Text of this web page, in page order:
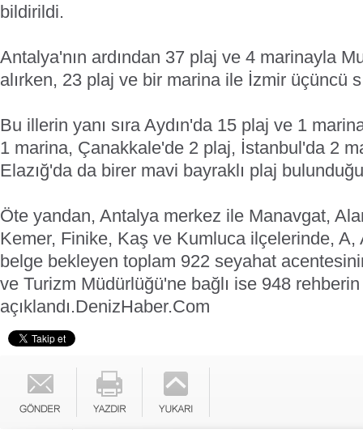
bildirildi.
Antalya'nın ardından 37 plaj ve 4 marinayla
alırken, 23 plaj ve bir marina ile İzmir üçüncü
Bu illerin yanı sıra Aydın'da 15 plaj ve 1
1 marina, Çanakkale'de 2 plaj, İstanbul'da 2
Elazığ'da da birer mavi bayraklı plaj
Öte yandan, Antalya merkez ile Manavgat,
Kemer, Finike, Kaş ve Kumluca ilçelerinde,
belge bekleyen toplam 922 seyahat
ve Turizm Müdürlüğü'ne bağlı ise 948 rehberin
açıklandı.DenizHaber.Com